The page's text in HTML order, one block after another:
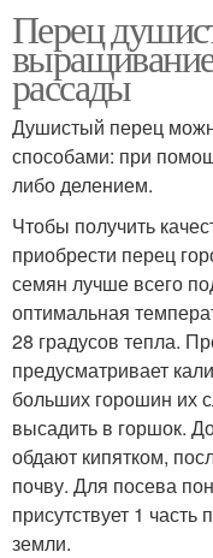
Перец
рассады
Душистый перец
способами: при
либо делением.
Чтобы получить
приобрести перец
семян лучше всего
оптимальная
28 градусов тепла.
предусматривает
больших горошин их
высадить в горшок.
обдают кипятком,
почву. Для посева
присутствует 1
земли.